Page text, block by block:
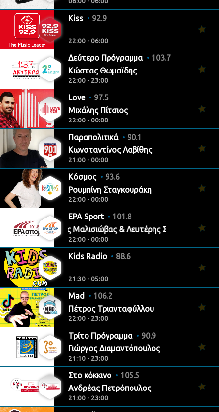
Kiss 92.9
22:00 - 06:00
Δεύτερο Πρόγραμμα
103.7
Κώστας Θωμαϊδης
22:00 - 23:00
Love
97.5
Μιχάλης Πίτσιος
22:00 - 00:00
Παραπολιτικά
90.1
Κωνσταντίνος Λαβίθης
21:00 - 00:00
Κόσμος
93.6
Ρουμπίνη Σταγκουράκη
22:00 - 00:00
ΕΡΑ Sport
101.8
Δημήτρης Μαλισιώβας & Λευτέρης Σαρελάκος
22:00 - 00:00
Kids Radio 88.6
21:30 - 05:00
Mad
106.2
Πέτρος Τριανταφύλλου
22:00 - 23:00
Τρίτο Πρόγραμμα
90.9
Γιώργος Διαμαντόπουλος
21:10 - 23:00
Στο κόκκινο
105.5
Ανδρέας Πετρόπουλος
21:00 - 23:00